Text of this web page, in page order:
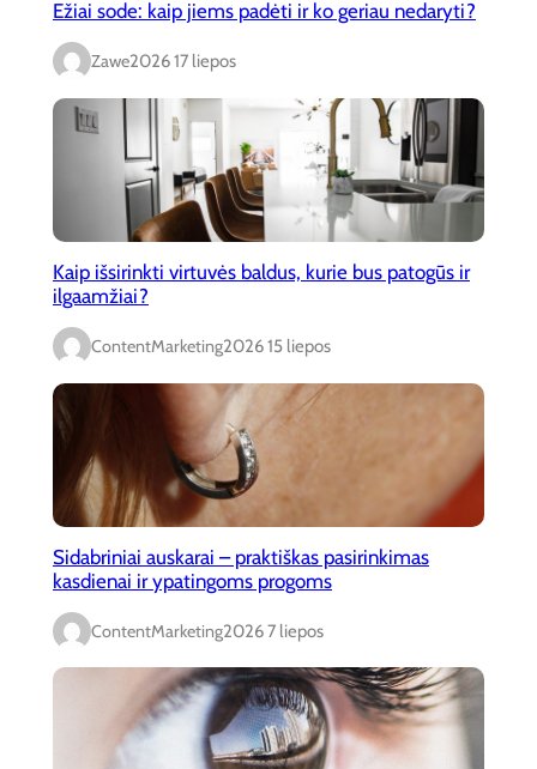
Ežiai sode: kaip jiems padėti ir ko geriau nedaryti?
Zawe2026 17 liepos
Kaip išsirinkti virtuvės baldus, kurie bus patogūs ir
ilgaamžiai?
ContentMarketing2026 15 liepos
Sidabriniai auskarai – praktiškas pasirinkimas
kasdienai ir ypatingoms progoms
ContentMarketing2026 7 liepos